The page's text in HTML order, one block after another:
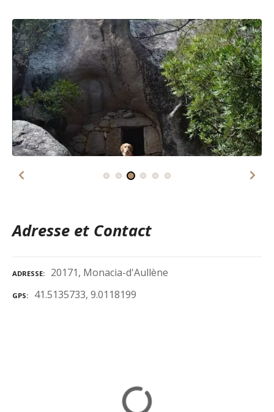
Adresse et Contact
ADRESSE 20171, Monacia-d'Aullène
GPS 41.5135733, 9.0118199